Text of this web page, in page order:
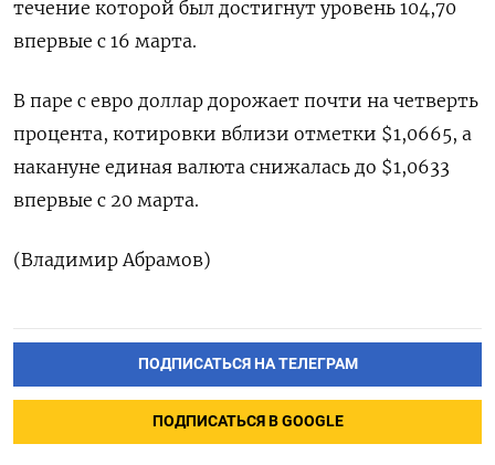
течение которой был достигнут уровень 104,70
впервые с 16 марта.
В паре с евро доллар дорожает почти на четверть
процента, котировки вблизи отметки $1,0665, а
накануне единая валюта снижалась до $1,0633
впервые с 20 марта.
(Владимир Абрамов)
ПОДПИСАТЬСЯ НА ТЕЛЕГРАМ
ПОДПИСАТЬСЯ В GOOGLE